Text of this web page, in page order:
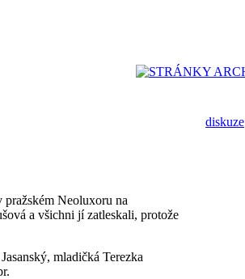
diskuze
Neoluxoru na
a všichni jí zatleskali, protože
mladičká Terezka